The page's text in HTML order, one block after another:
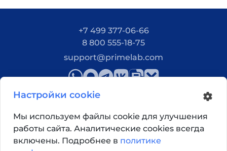
+7 499 377-06-66
8 800 555-18-75
support@primelab.com
Как добраться?
Настройки cookie
Мы используем файлы cookie для улучшения
работы сайта. Аналитические cookies всегда
включены. Подробнее в политике